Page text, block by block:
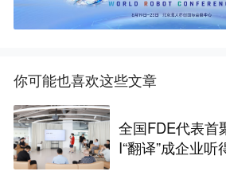
你可能也喜欢这些文章
全国FDE代表首
I“翻译”成企业听